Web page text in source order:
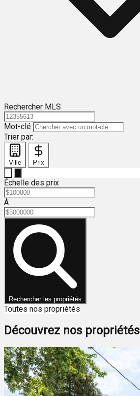
Rechercher MLS
Mot-clé
Trier par:
Ville Prix
Échelle des prix
À
Rechercher les propriétés
Toutes nos propriétés
Découvrez nos propriétés